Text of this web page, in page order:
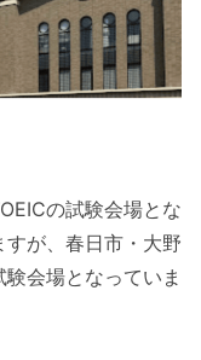
の試験会場とな
が、春日市・大野
会場となっていま